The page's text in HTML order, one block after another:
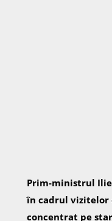
Prim-ministrul Ilie
în cadrul vizitelor
concentrat pe